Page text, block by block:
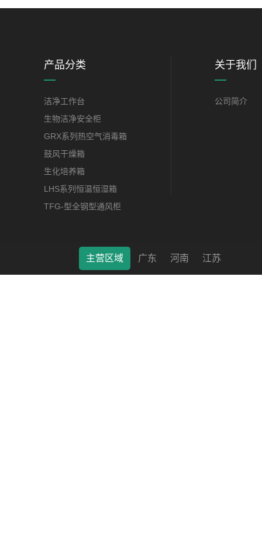
产品分类
洁净工作台
生物洁净安全柜
GRX系列热空气消毒箱
鼓风干燥箱
生化培养箱
LHS系列恒温恒湿箱
TFG-型全钢型通风柜
关于我们
公司简介
莱特（南通）科学仪器有限公司 © 2022 版权所有 备案号
主营区域 广东 河南 江苏